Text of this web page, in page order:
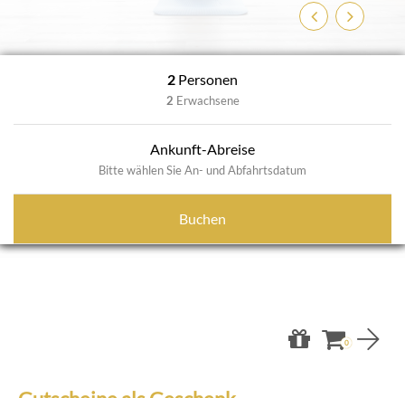
ZurückWeiter
2 Personen
2 Erwachsene
Ankunft-Abreise
Bitte wählen Sie An- und Abfahrtsdatum
Buchen